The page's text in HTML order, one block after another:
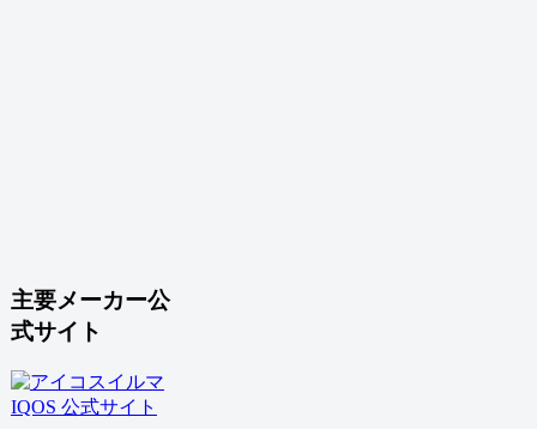
主要メーカー公
式サイト
IQOS 公式サイト